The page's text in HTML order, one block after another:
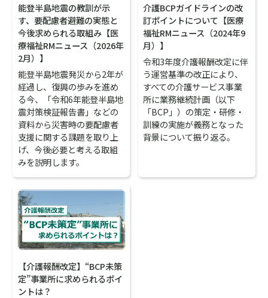
能登半島地震の教訓が示
す、要配慮者避難の実態と
今後求められる取組み【医
療福祉RMニュース（2026年
2月）】
能登半島地震発災から2年が
経過し、復興の歩みを進め
る今、「令和6年能登半島地
震対策検証報告書」などの
資料から災害時の要配慮者
支援に関する課題を取り上
げ、今後必要と考える取組
みを説明します。
介護BCPガイドラインの改
訂ポイントについて【医療
福祉RMニュース（2024年9
月）】
令和3年度介護報酬改定に伴
う運営基準の改正により、
すべての介護サービス事業
所に業務継続計画（以下
「BCP」）の策定・研修・
訓練の実施が義務となった
背景について振り返る。
【介護報酬改定】“BCP未策
定”事業所に求められるポイ
ントは？